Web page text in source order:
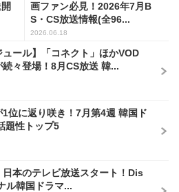
画ファン必見！2026年7月B
S・CS放送情報(全96...
2026.06.18
ュール】「コネクト」ほかVOD
々登場！8月CS放送 韓...
1位に返り咲き！7月第4週 韓国ド
題性トップ5
本のテレビ放送スタート！Dis
ル韓国ドラマ...